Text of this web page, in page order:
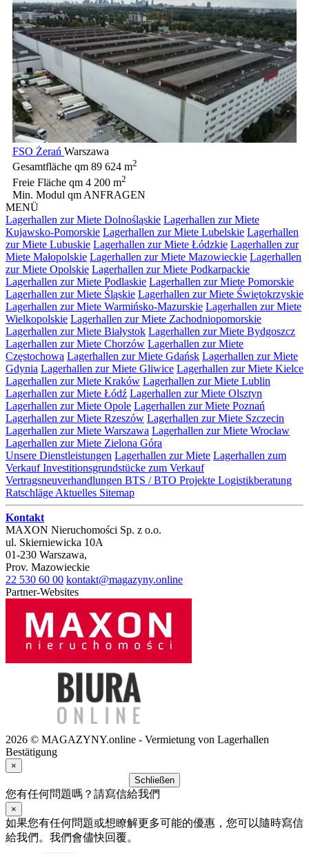
FSO Żerań Warszawa
Gesamtfläche qm 89 624 m2
Freie Fläche qm 4 200 m2
Min. Modul qm ANFRAGEN
MENÜ
Lagerhallen zur Miete Dolnośląskie Lagerhallen zur Miete
Kujawsko-Pomorskie Lagerhallen zur Miete Lubelskie Lagerhallen
zur Miete Lubuskie Lagerhallen zur Miete Łódzkie Lagerhallen zur
Miete Małopolskie Lagerhallen zur Miete Mazowieckie Lagerhallen
zur Miete Opolskie Lagerhallen zur Miete Podkarpackie
Lagerhallen zur Miete Podlaskie Lagerhallen zur Miete Pomorskie
Lagerhallen zur Miete Śląskie Lagerhallen zur Miete Świętokrzyskie
Lagerhallen zur Miete Warmińsko-Mazurskie Lagerhallen zur Miete
Wielkopolskie Lagerhallen zur Miete Zachodniopomorskie
Lagerhallen zur Miete Białystok Lagerhallen zur Miete Bydgoszcz
Lagerhallen zur Miete Chorzów Lagerhallen zur Miete
Częstochowa Lagerhallen zur Miete Gdańsk Lagerhallen zur Miete
Gdynia Lagerhallen zur Miete Gliwice Lagerhallen zur Miete Kielce
Lagerhallen zur Miete Kraków Lagerhallen zur Miete Lublin
Lagerhallen zur Miete Łódź Lagerhallen zur Miete Olsztyn
Lagerhallen zur Miete Opole Lagerhallen zur Miete Poznań
Lagerhallen zur Miete Rzeszów Lagerhallen zur Miete Szczecin
Lagerhallen zur Miete Warszawa Lagerhallen zur Miete Wrocław
Lagerhallen zur Miete Zielona Góra
Unsere Dienstleistungen Lagerhallen zur Miete Lagerhallen zum
VerkaufInvestitionsgrundstücke zum Verkauf
Vertragsneuverhandlungen BTS / BTO Projekte Logistikberatung
Ratschläge Aktuelles Sitemap
Kontakt
MAXON Nieruchomości Sp. z o.o.
ul. Skierniewicka 10A
01-230 Warszawa,
Prov. Mazowieckie
22 530 60 00 kontakt@magazyny.online
Partner-Websites
2026 © MAGAZYNY.online - Vermietung von Lagerhallen
Bestätigung
×
Schließen
您有任何問題嗎？請寫信給我們
×
如果您有任何問題或想瞭解更多可能的優惠，您可以隨時寫信
給我們。我們會儘快回覆。